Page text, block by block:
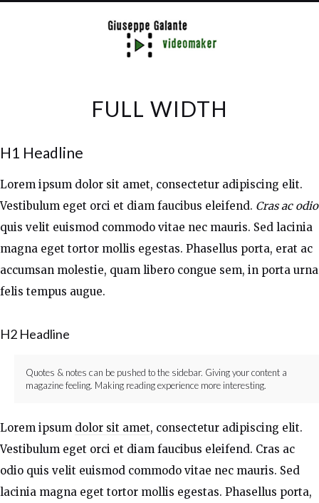
FULL WIDTH
H1 Headline
Lorem ipsum dolor sit amet, consectetur adipiscing elit.
Vestibulum eget orci et diam faucibus eleifend. Cras ac odio
quis velit euismod commodo vitae nec mauris. Sed lacinia
magna eget tortor mollis egestas. Phasellus porta, erat ac
accumsan molestie, quam libero congue sem, in porta urna
felis tempus augue.
H2 Headline
Quotes & notes can be pushed to the sidebar. Giving your content a
magazine feeling. Making reading experience more interesting.
Lorem ipsum dolor sit amet, consectetur adipiscing elit.
Vestibulum eget orci et diam faucibus eleifend. Cras ac
odio quis velit euismod commodo vitae nec mauris. Sed
lacinia magna eget tortor mollis egestas. Phasellus porta,